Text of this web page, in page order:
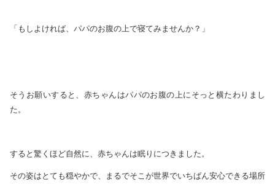
「もしよければ、パパのお腹の上で寝てみませんか？」
そうお願いすると、赤ちゃんはパパのお腹の上にそっと横たわりまし
た。
すると驚くほど自然に、赤ちゃんは眠りにつきました。
その姿はとても穏やかで、まるでそこが世界でいちばん安心できる場所